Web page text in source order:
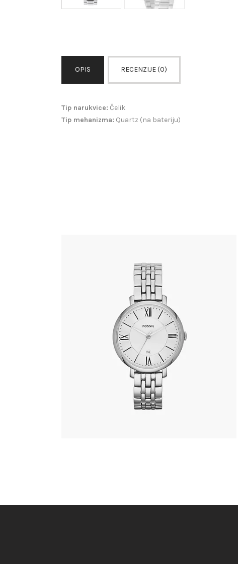
OPIS RECENZIJE (0)
Tip narukvice: Čelik
Tip mehanizma: Quartz (na bateriju)
FOSSIL ES3433
305 00 KM